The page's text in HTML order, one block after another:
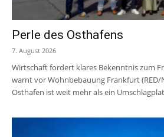
Perle des Osthafens
7. August 2026
Wirtschaft fordert klares Bekenntnis zum
warnt vor Wohnbebauung Frankfurt (RED/
Osthafen ist weit mehr als ein